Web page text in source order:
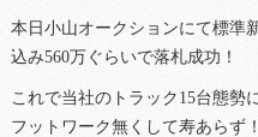
本日小山オークションにて標準
込み560万ぐらいで落札成功！
これで当社のトラック15台態勢
フットワーク無くして寿あらず！